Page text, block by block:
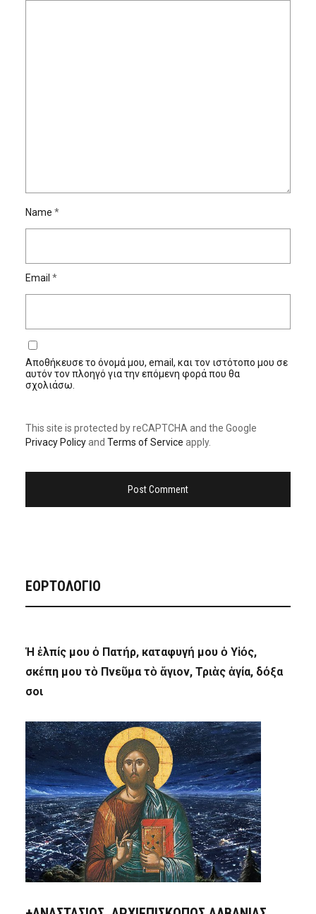
Name *
Email *
Αποθήκευσε το όνομά μου, email, και τον ιστότοπο μου σε
αυτόν τον πλοηγό για την επόμενη φορά που θα
σχολιάσω.
This site is protected by reCAPTCHA and the Google
Privacy Policyand Terms of Service apply.
ΕΟΡΤΟΛΟΓΙΟ
Ἡ ἐλπίς μου ὁ Πατήρ, καταφυγή μου ὁ Υἱός,
σκέπη μου τὸ Πνεῦμα τὸ ἅγιον, Τριὰς ἁγία, δόξα
σοι